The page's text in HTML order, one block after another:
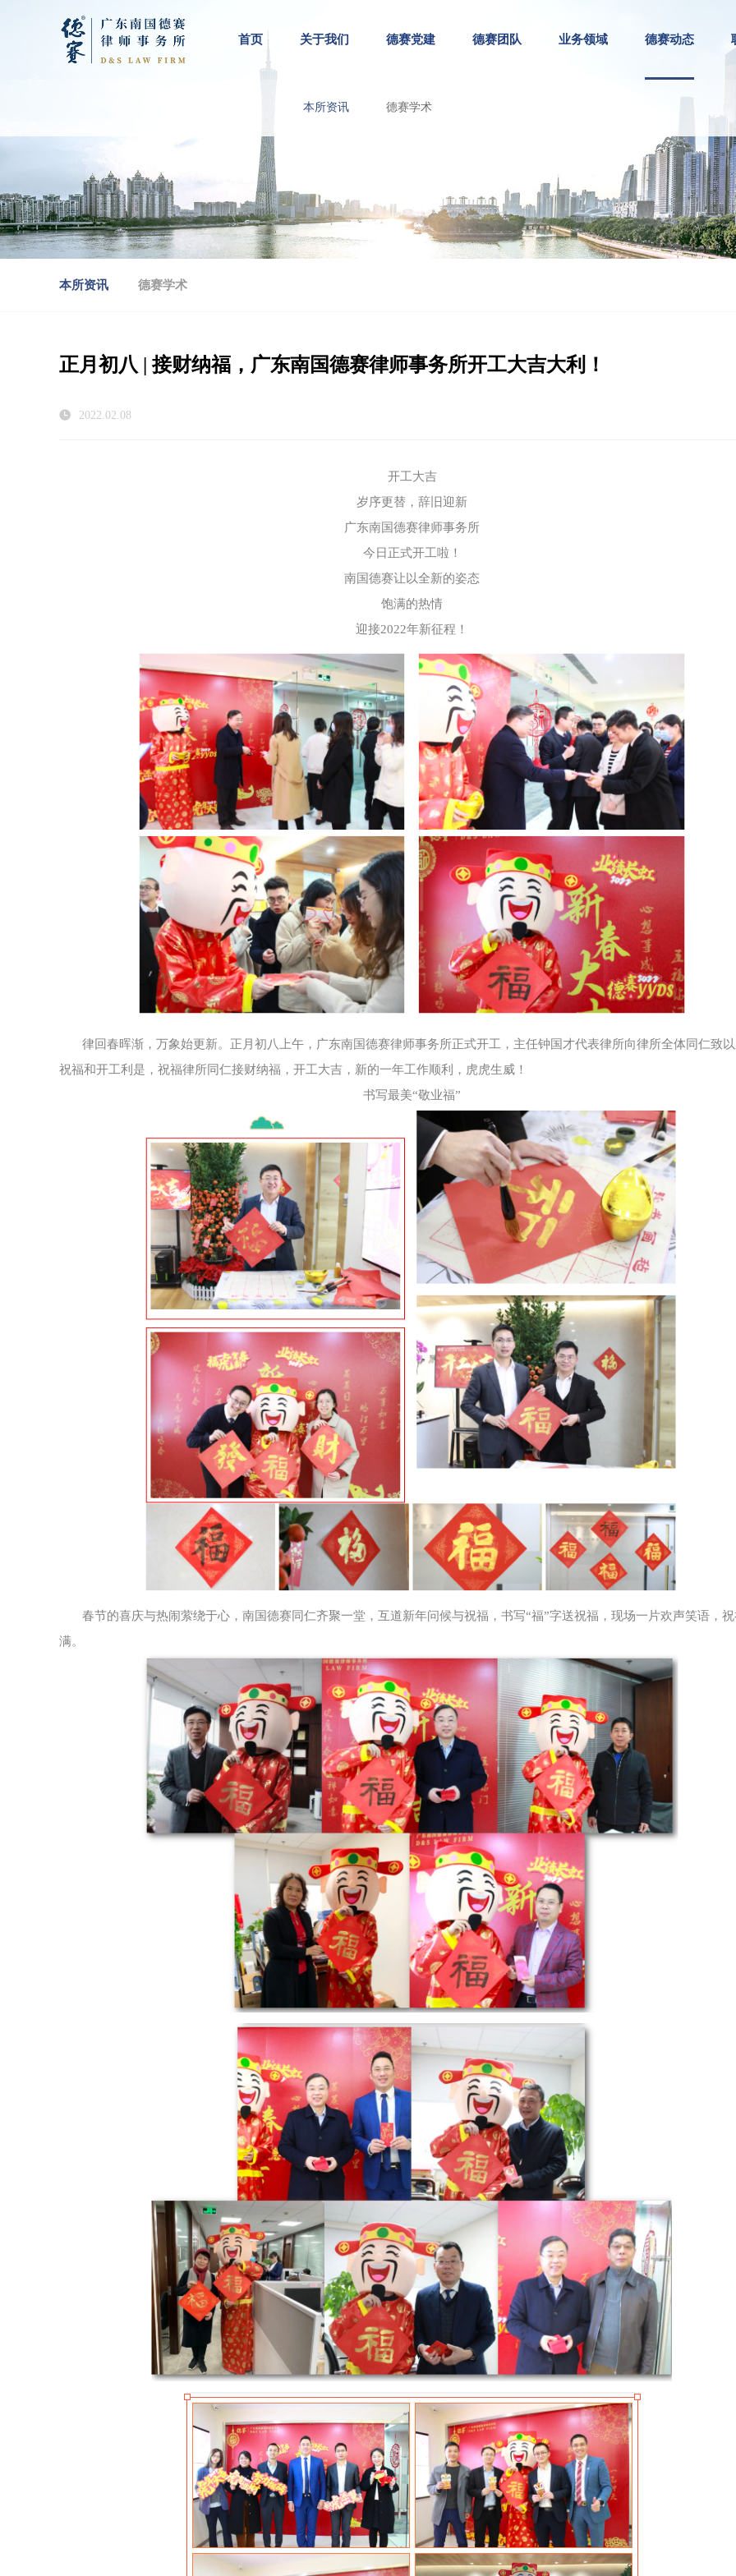
首页 关于我们 德赛党建 德赛团队 业务领域 德赛动态
本所资讯 德赛学术
本所资讯 德赛学术
正月初八 | 接财纳福，广东南国德赛律师事务所开工大吉大利！
2022.02.08
开工大吉
岁序更替，辞旧迎新
广东南国德赛律师事务所
今日正式开工啦！
南国德赛让以全新的姿态
饱满的热情
迎接2022年新征程！
律回春晖渐，万象始更新。正月初八上午，广东南国德赛律师事务所正式开工，主任钟国才代表律所向律所全体同仁致
祝福和开工利是，祝福律所同仁接财纳福，开工大吉，新的一年工作顺利，虎虎生威！
书写最美“敬业福”
春节的喜庆与热闹萦绕于心，南国德赛同仁齐聚一堂，互道新年问候与祝福，书写“福”字送祝福，现场一片欢声笑语，
满。